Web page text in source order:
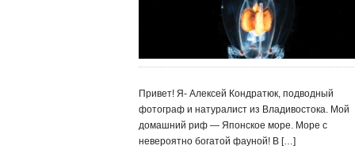
Привет! Я- Алексей Кондратюк, подводный
фотограф и натуралист из Владивостока. Мой
домашний риф — Японское море. Море с
невероятно богатой фауной! В […]